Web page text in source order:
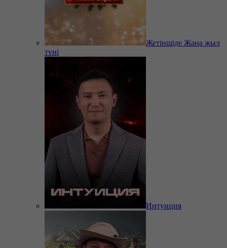
Жетіншіде Жаңа жыл
түні
Интуиция